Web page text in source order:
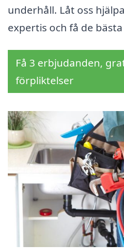
underhåll. Låt oss
expertis och få de
Få 3 erbjudanden,
förpliktelser